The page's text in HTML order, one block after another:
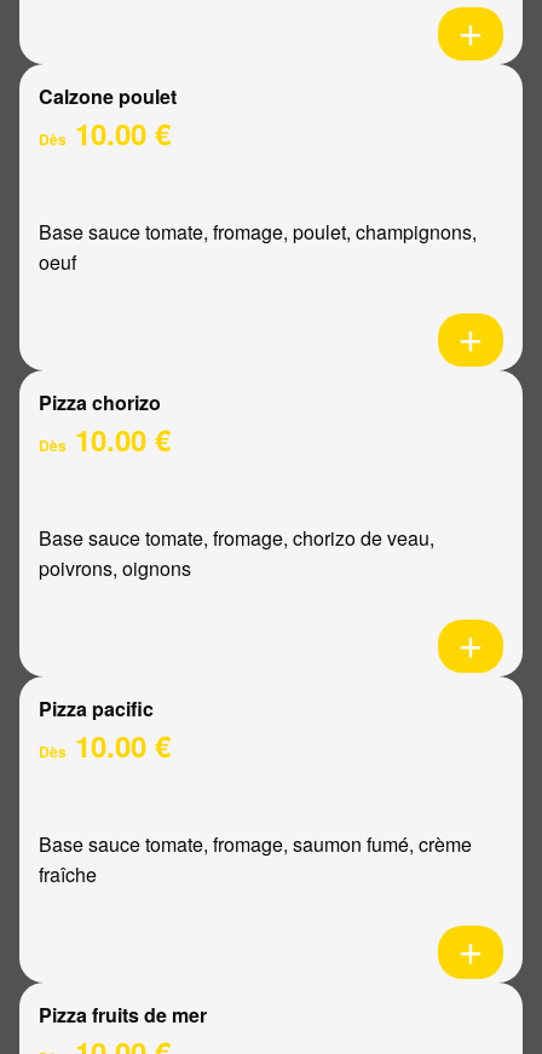
Calzone poulet
Dès 10.00 €
Base sauce tomate, fromage, poulet, champignons,
oeuf
Pizza chorizo
Dès 10.00 €
Base sauce tomate, fromage, chorizo de veau,
poivrons, oignons
Pizza pacific
Dès 10.00 €
Base sauce tomate, fromage, saumon fumé, crème
fraîche
Pizza fruits de mer